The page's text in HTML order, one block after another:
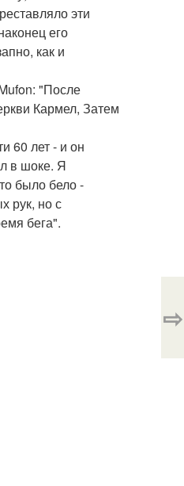
эти
его
как и
"После
Кармел, Затем
60 лет - и он
в шоке. Я
было бело -
рук, но с
бега".
⇨